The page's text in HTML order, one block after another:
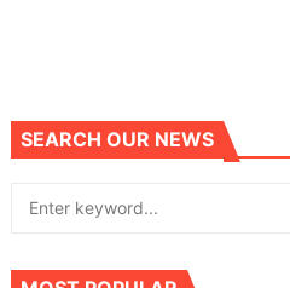
SEARCH OUR NEWS